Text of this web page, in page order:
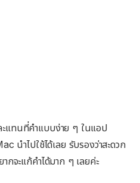
แทนที่คำแบบง่าย ๆ ในแอป
นำไปใช้ได้เลย รับรองว่าสะดวก
กจะแก้คำได้มาก ๆ เลยค่ะ